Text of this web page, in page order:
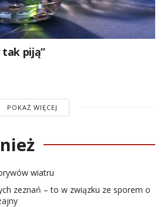
tak piją”
POKAŻ WIĘCEJ
wiatru
zeznań – to w związku ze sporem o